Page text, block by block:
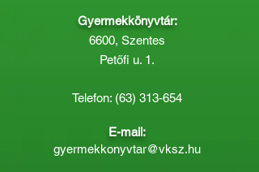
Gyermekkönyvtár:
6600, Szentes
Petőfi u. 1.
Telefon: (63) 313-654
E-mail:
gyermekkonyvtar@vksz.hu